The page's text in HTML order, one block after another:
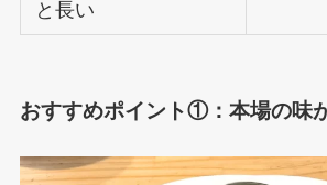
と長い
おすすめポイント①：本場の味